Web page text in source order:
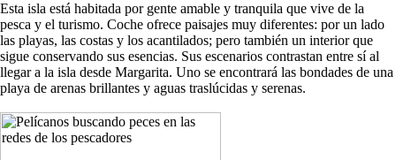
Esta isla está habitada por gente amable y tranquila que vive de la
pesca y el turismo. Coche ofrece paisajes muy diferentes: por un lado
las playas, las costas y los acantilados; pero también un interior que
sigue conservando sus esencias. Sus escenarios contrastan entre sí al
llegar a la isla desde Margarita. Uno se encontrará las bondades de una
playa de arenas brillantes y aguas traslúcidas y serenas.